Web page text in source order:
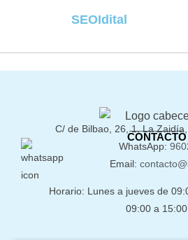
SEOIdital
CONTACTO
C/ de Bilbao, 26, 1, La
WhatsApp:
Email:
Horario: Lunes a jueves de
09:00 a 15:00